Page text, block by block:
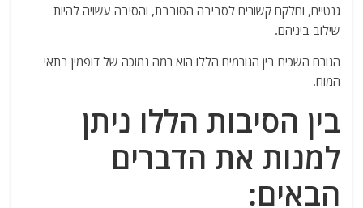
גנטיים, וחלקם קשורים לסביבה הסובבת, והסיבה עשויה להיות
שילוב ביניהם.
הגורם השכיח בין הגורמים הללו הוא רמה נמוכה של דופמין בתאי
המוח.
בין הסיבות הללו ניתן
למנות את הדברים
הבאים: